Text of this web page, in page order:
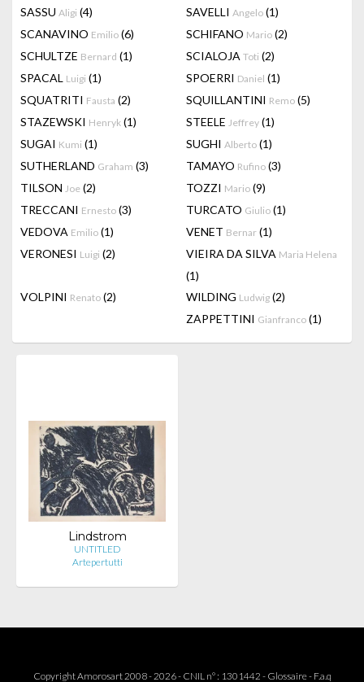
SASSU Aligi (4) SAVELLI Angelo (1)
SCANAVINO Emilio (6) SCHIFANO Mario (2)
SCHULTZE Bernard (1) SCIALOJA Toti (2)
SPACAL Luigi (1) SPOERRI Daniel (1)
SQUATRITI Fausta (2) SQUILLANTINI Remo (5)
STAZEWSKI Henryk (1) STEELE Jeffrey (1)
SUGAI Kumi (1) SUGHI Alberto (1)
SUTHERLAND Graham (3) TAMAYO Rufino (3)
TILSON Joe (2) TOZZI Mario (9)
TRECCANI Ernesto (3) TURCATO Giulio (1)
VEDOVA Emilio (1) VENET Bernar (1)
VERONESI Luigi (2) VIEIRA DA SILVA Maria Helena
(1)
VOLPINI Renato (2) WILDING Ludwig (2)
ZAPPETTINI Gianfranco (1)
Lindstrom
UNTITLED
Artepertutti
Copyright Amorosart 2008 - 2026 - CNIL n° : 1301442 - Glossaire- F.a.q